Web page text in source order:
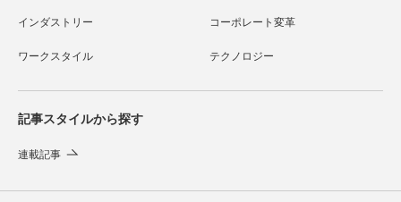
インダストリー コーポレート変革
ワークスタイル テクノロジー
記事スタイルから探す
連載記事